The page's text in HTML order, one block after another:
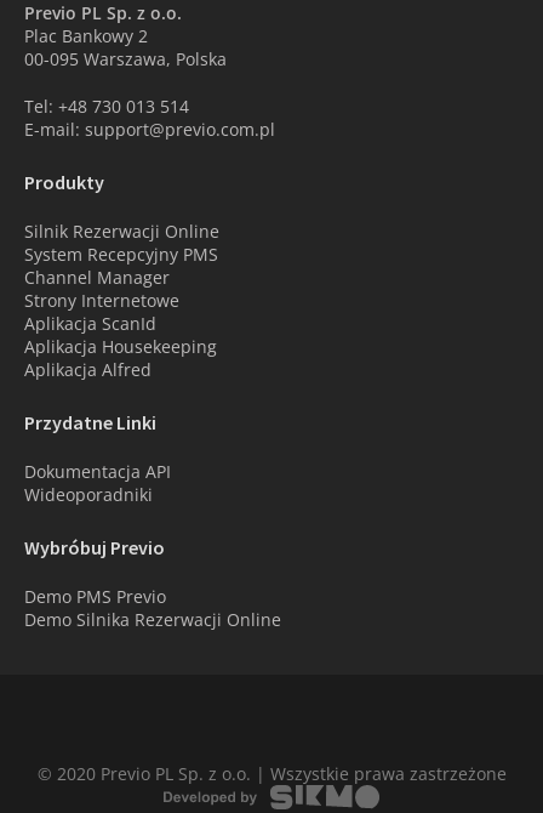
Previo PL Sp. z o.o.
Plac Bankowy 2
00-095 Warszawa, Polska
Tel: +48 730 013 514
E-mail: support@previo.com.pl
Produkty
Silnik Rezerwacji Online
System Recepcyjny PMS
Channel Manager
Strony Internetowe
Aplikacja ScanId
Aplikacja Housekeeping
Aplikacja Alfred
Przydatne Linki
Dokumentacja API
Wideoporadniki
Wybróbuj Previo
Demo PMS Previo
Demo Silnika Rezerwacji Online
© 2020 Previo PL Sp. z o.o. | Wszystkie prawa zastrzeżone